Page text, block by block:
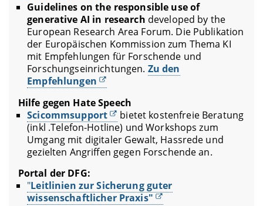
Guidelines on the responsible use of
generative AI in research developed by the
European Research Area Forum. Die Publikation
der Europäischen Kommission zum Thema KI
mit Empfehlungen für Forschende und
Forschungseinrichtungen. Zu den
Empfehlungen
Hilfe gegen Hate Speech
Scicommsupport
bietet kostenfreie Beratung
(inkl .Telefon-Hotline) und Workshops zum
Umgang mit digitaler Gewalt, Hassrede und
gezielten Angriffen gegen Forschende an.
Portal der DFG:
"Leitlinien zur Sicherung guter
wissenschaftlicher Praxis"